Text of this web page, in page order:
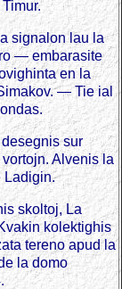
signalon lau la
— embarasite
en la
— Tie ial
sur
Alvenis la
Ladigin.
skoltoj, La
kolektighis
tereno apud la
la domo